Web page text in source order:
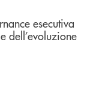
esecutiva
dell’evoluzione